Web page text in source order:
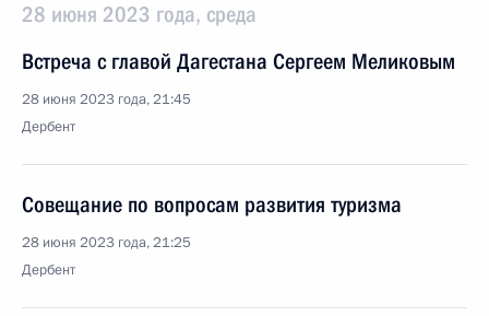
28 июня 2023 года, среда
Встреча с главой Дагестана Сергеем Меликовым
28 июня 2023 года, 21:45
Дербент
Совещание по вопросам развития туризма
28 июня 2023 года, 21:25
Дербент